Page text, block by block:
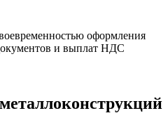
оформления
и выплат НДС